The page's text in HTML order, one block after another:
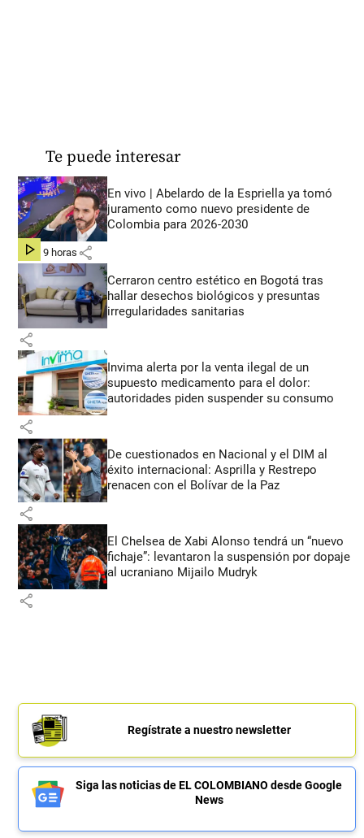
Te puede interesar
En vivo | Abelardo de la Espriella ya tomó
juramento como nuevo presidente de
Colombia para 2026-2030
hace 9 horas share
Cerraron centro estético en Bogotá tras
hallar desechos biológicos y presuntas
irregularidades sanitarias
share
Invima alerta por la venta ilegal de un
supuesto medicamento para el dolor:
autoridades piden suspender su consumo
share
De cuestionados en Nacional y el DIM al
éxito internacional: Asprilla y Restrepo
renacen con el Bolívar de la Paz
share
El Chelsea de Xabi Alonso tendrá un “nuevo
fichaje”: levantaron la suspensión por dopaje
al ucraniano Mijailo Mudryk
share
Regístrate a nuestro newsletter
Siga las noticias de EL COLOMBIANO desde Google
News